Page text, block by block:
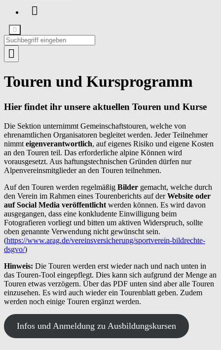
Touren und Kursprogramm
Hier findet ihr unsere aktuellen Touren und Kurse
Die Sektion unternimmt Gemeinschaftstouren, welche von
ehrenamtlichen Organisatoren begleitet werden. Jeder Teilnehmer
nimmt eigenverantwortlich, auf eigenes Risiko und eigene Kosten
an den Touren teil. Das erforderliche alpine Können wird
vorausgesetzt. Aus haftungstechnischen Gründen dürfen nur
Alpenvereinsmitglieder an den Touren teilnehmen.
Auf den Touren werden regelmäßig Bilder gemacht, welche durch
den Verein im Rahmen eines Tourenberichts auf derWebsite oder
auf Social Media veröffentlicht werden können. Es wird davon
ausgegangen, dass eine konkludente Einwilligung beim
Fotografieren vorliegt und bitten um aktiven Widerspruch, sollte
oben genannte Verwendung nicht gewünscht sein.
(https://www.arag.de/vereinsversicherung/sportverein-bildrechte-
dsgvo/)
Hinweis: Die Touren werden erst wieder nach und nach unten in
das Touren-Tool eingepflegt. Dies kann sich aufgrund der Menge an
Touren etwas verzögern. Über das PDF unten sind aber alle Touren
einzusehen. Es wird auch wieder ein Tourenblatt geben. Zudem
werden noch einige Touren ergänzt werden.
Infos und Anmeldung zu Ausbildungskursen